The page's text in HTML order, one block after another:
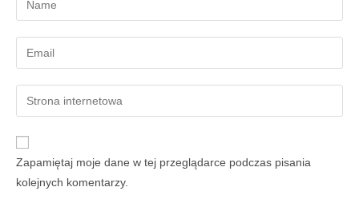
Zapamiętaj moje dane w tej przeglądarce podczas pisania
kolejnych komentarzy.